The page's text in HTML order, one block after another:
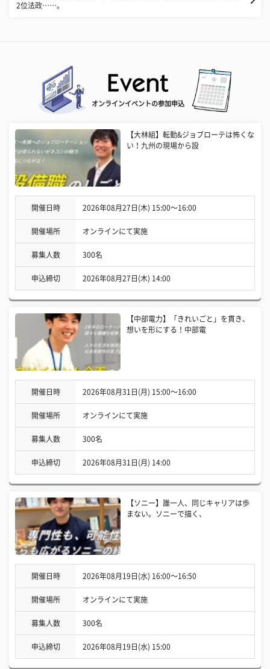
2位法政……。
オンラインイベントの参加申込
【大林組】転勤&ジョブローテは怖くな
い！九州の現場から設
開催日時 2026年08月27日(木) 15:00〜16:00
開催場所 オンラインにて実施
募集人数 300名
申込締切 2026年08月27日(木) 14:00
【中部電力】「きれいごと」を貫き、
想いを形にする！中部電
開催日時 2026年08月31日(月) 15:00〜16:00
開催場所 オンラインにて実施
募集人数 300名
申込締切 2026年08月31日(月) 14:00
【ソニー】誰一人、同じキャリアは歩
まない。ソニーで描く、
開催日時 2026年08月19日(水) 16:00〜16:50
開催場所 オンラインにて実施
募集人数 300名
申込締切 2026年08月19日(水) 15:00